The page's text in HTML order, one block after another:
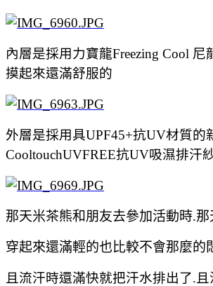
內層是採用力寶龍Freezing Cool 尼
摸起來還滿舒服的
外層是採用具UPF45+抗UV材質的
CooltouchUVFREE抗UV吸濕排汗
那天米茶熊和朋友去參加活動時.
穿起來還滿輕的也比較不會那麼的
且流汗時還滿快就把汗水排出了.